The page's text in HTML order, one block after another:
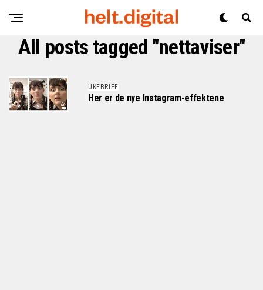
All posts tagged "nettaviser"
UKEBRIEF
Her er de nye Instagram-effektene